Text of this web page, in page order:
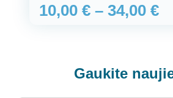
10,00 € – 34,00 €
Gaukite